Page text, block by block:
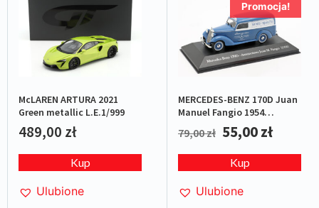
McLAREN ARTURA 2021
Green metallic L.E.1/999
489,00 zł
Kup
Ulubione
Promocja!
MERCEDES-BENZ 170D Juan
Manuel Fangio 1954
Blue/White
79,00zł 55,00zł
Kup
Ulubione